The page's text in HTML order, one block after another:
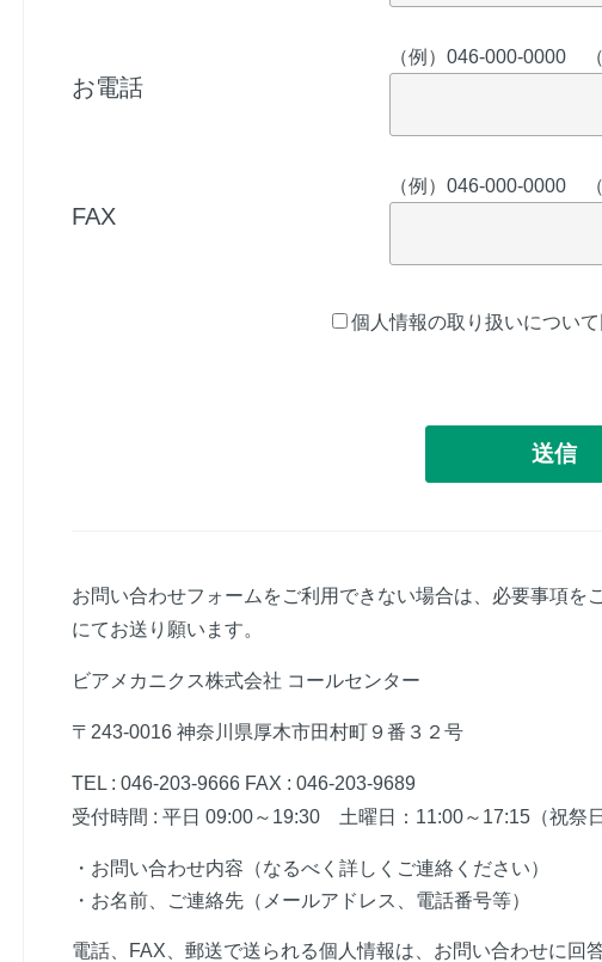
お電話
（例）046-000-0000
FAX
（例）046-000-0000
個人情報の取り扱いについ
お問い合わせフォームをご利用できない場合は、必要事項を
にてお送り願います。
ビアメカニクス株式会社 コールセンター
〒243-0016 神奈川県厚木市田村町９番３２号
TEL : 046-203-9666 FAX : 046-203-9689
受付時間 : 平日 09:00～19:30 土曜日：11:00～17:15（祝祭
・お問い合わせ内容（なるべく詳しくご連絡ください）
・お名前、ご連絡先（メールアドレス、電話番号等）
電話、FAX、郵送で送られる個人情報は、お問い合わせに回